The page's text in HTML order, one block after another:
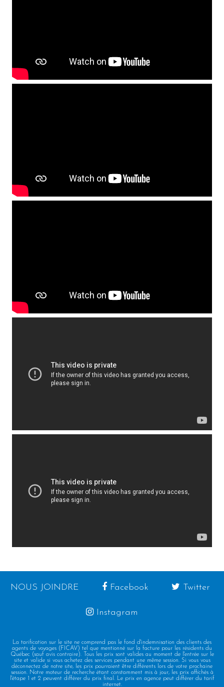
NOUS JOINDRE Facebook Twitter
Instagram
La tarification sur le site ne comprend pas le fond d'indemnisation des clients des
agents de voyages (FICAV) tel que mentionné sur la facture pour les résidents du
Québec (sauf avis contraire). Tous les prix sont valides au moment de l'entrée sur le
site et valide si vous achetez des services pendant une même session. Si vous vous
déconnectez de notre site, les prix pourraient être différents lors de votre prochaine
session. Notre moteur de recherche étant constamment mis à jour, les prix affichés à
l'étape 1 et 2 peuvent différer du prix final. Le prix en agence peut différer du tarif
internet.